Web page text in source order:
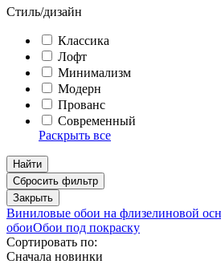
Стиль/дизайн
Классика
Лофт
Минимализм
Модерн
Прованс
Современный
Раскрыть все
Найти
Сбросить фильтр
Закрыть
Виниловые обои на флизелиновой
обоиОбои под покраску
Сортировать по:
Сначала новинки